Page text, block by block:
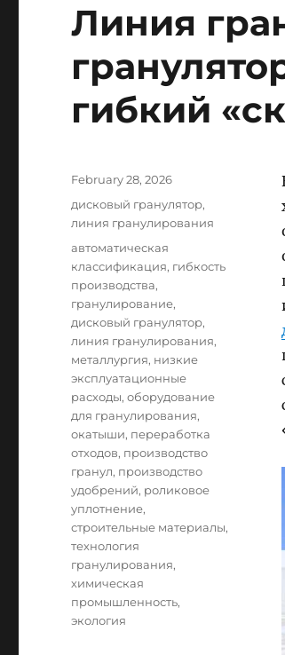
Линия
гибкий
Posted
February 28, 2026
Categories
дисковый гранулятор,
линия гранулирования
Tags
автоматическая
классификация, гибкость
производства,
гранулирование,
дисковый гранулятор,
линия гранулирования,
металлургия, низкие
эксплуатационные
расходы,оборудование
для гранулирования,
окатыши, переработка
отходов, производство
гранул, производство
удобрений, роликовое
уплотнение,
строительные материалы,
технология
гранулирования,
химическая
промышленность,
экология